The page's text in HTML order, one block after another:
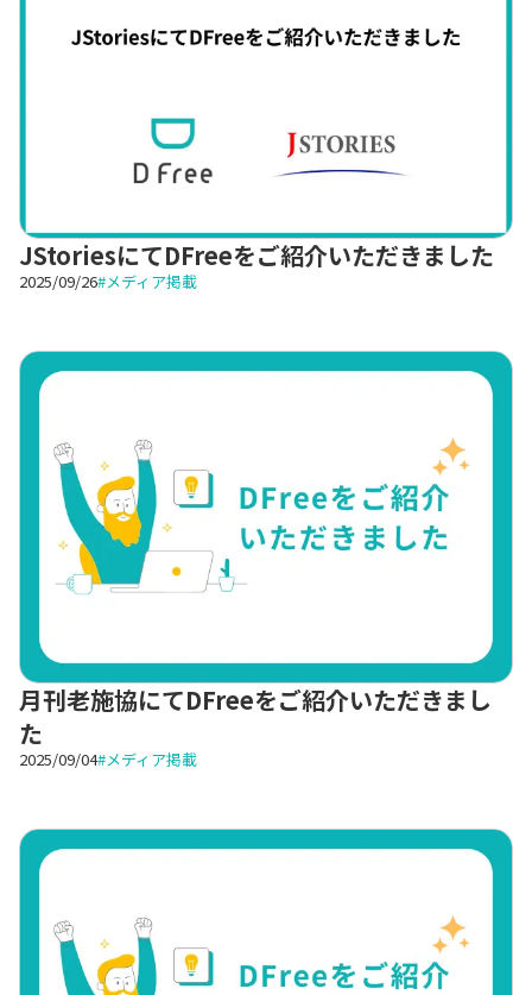
JStoriesにてDFreeをご紹介いただきました
2025/09/26#メディア掲載
月刊老施協にてDFreeをご紹介いただきまし
た
2025/09/04#メディア掲載